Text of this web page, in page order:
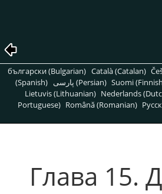
български (Bulgarian) Català (Catalan)
(Spanish)
پارسی (Persian) Suomi
Lietuvis (Lithuanian) Nederlands
Portuguese) Română (Romanian)
Глава 15.